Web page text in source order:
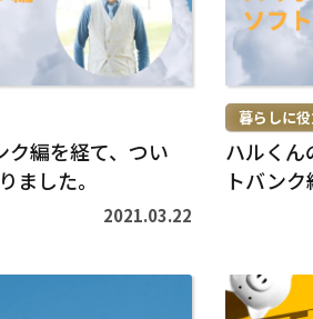
ク編を経て、つい
ました。
2021.03.22
>
暮らしに
ハルくん
トバンク
続